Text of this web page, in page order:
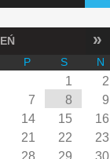
»
P S N
1
2
7 8
9
14 15
16
21 22
23
28 29
30